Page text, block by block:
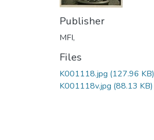
Publisher
MFI,
Files
K001118.jpg (127.96 KB)
K001118v.jpg (88.13 KB)